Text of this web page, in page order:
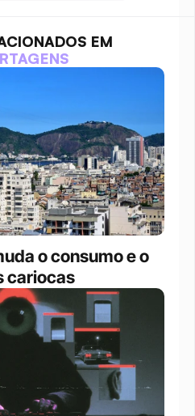
EM
o consumo e o
cariocas